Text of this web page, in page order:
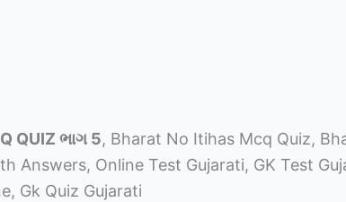
QUIZ ભાગ 5, Bharat No Itihas Mcq Quiz,
Answers, Online Test Gujarati, GK Test
Gk Quiz Gujarati